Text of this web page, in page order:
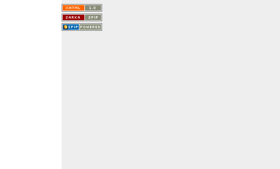
Saint-Nom.
Veuillez consulter le message du
service ci-dessous.
(401 - Invalid API key. Please see
https://openweathermap.org/faq#error401